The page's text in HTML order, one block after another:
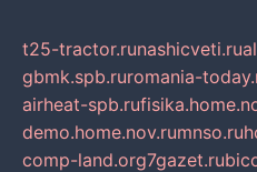
t25-tractor.runashicveti.ru
gbmk.spb.ruromania-
airheat-spb.ru
demo.home.nov.rumnso.ru
comp-land.org7gazet.ru